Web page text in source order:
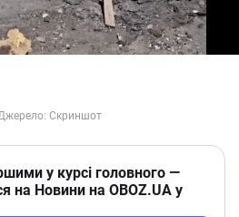
у курсі головного —
на Новини на OBOZ.UA у